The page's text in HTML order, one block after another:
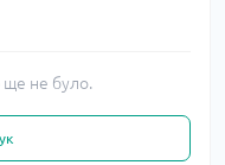
ще не було.